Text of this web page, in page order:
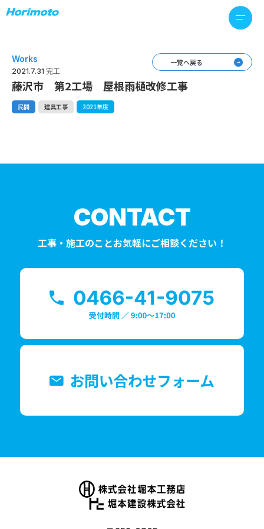
Works
2021.7.31 完工
藤沢市 第2工場 屋根雨樋改修工事
民間 建具工事 2021年度
一覧へ戻る
CONTACT
工事・施工のことお気軽にご相談ください！